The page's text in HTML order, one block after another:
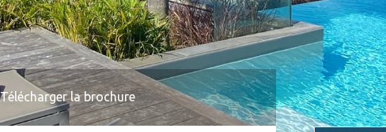
Télécharger la brochure